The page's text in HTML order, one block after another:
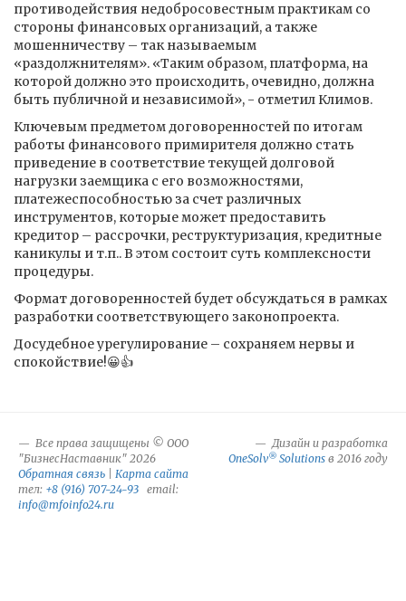
противодействия недобросовестным практикам со
стороны финансовых организаций, а также
мошенничеству – так называемым
«раздолжнителям». «Таким образом, платформа, на
которой должно это происходить, очевидно, должна
быть публичной и независимой», - отметил Климов.
Ключевым предметом договоренностей по итогам
работы финансового примирителя должно стать
приведение в соответствие текущей долговой
нагрузки заемщика с его возможностями,
платежеспособностью за счет различных
инструментов, которые может предоставить
кредитор – рассрочки, реструктуризация, кредитные
каникулы и т.п.. В этом состоит суть комплексности
процедуры.
Формат договоренностей будет обсуждаться в рамках
разработки соответствующего законопроекта.
Досудебное урегулирование – сохраняем нервы и
спокойствие!😀👍
Все права защищены © ООО
"БизнесНаставник" 2026
Обратная связь
Карта сайта
тел: +8 (916) 707-24-93 email:
info@mfoinfo24.ru
Дизайн и разработка
OneSolv® Solutions в 2016 году